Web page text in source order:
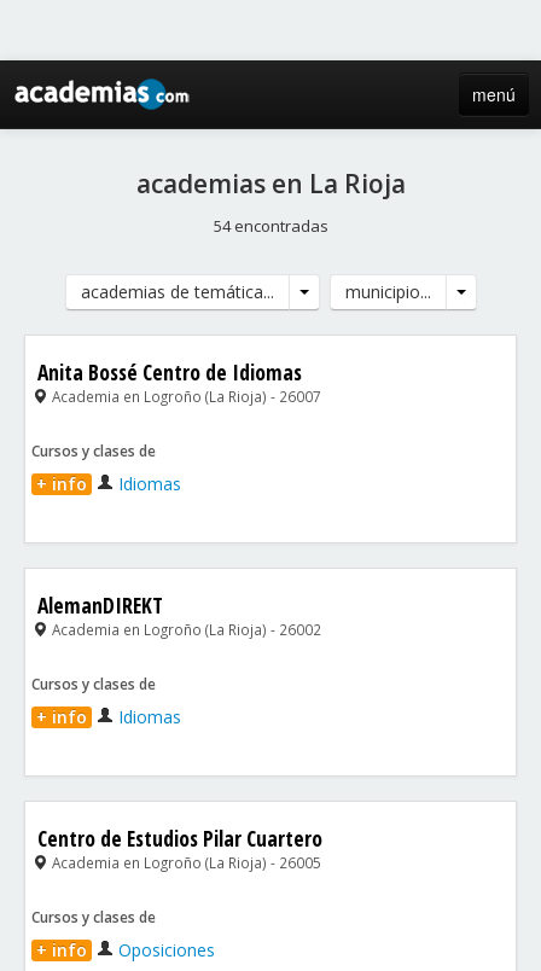
menú
iniciar sesión / registro de centros
academias en La Rioja
54 encontradas
academias de temática... municipio...
Anita Bossé Centro de Idiomas
Academia en Logroño (La Rioja) - 26007
Cursos y clases de
+ info Idiomas
AlemanDIREKT
Academia en Logroño (La Rioja) - 26002
Cursos y clases de
+ info Idiomas
Centro de Estudios Pilar Cuartero
Academia en Logroño (La Rioja) - 26005
Cursos y clases de
+ info Oposiciones